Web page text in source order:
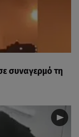
συναγερμό τη